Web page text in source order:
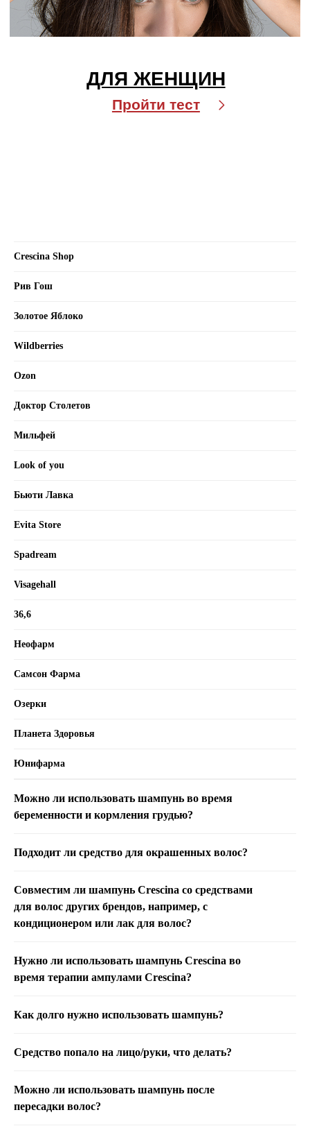
Crescina Shop
Рив Гош
Золотое Яблоко
Wildberries
Ozon
Доктор Столетов
Мильфей
Look of you
Бьюти Лавка
Evita Store
Spadream
Visagehall
36,6
Неофарм
Самсон Фарма
Озерки
Планета Здоровья
Юнифарма
Можно ли использовать шампунь во время
беременности и кормления грудью?
Подходит ли средство для окрашенных волос?
Совместим ли шампунь Crescina со средствами
для волос других брендов, например, с
кондиционером или лак для волос?
Нужно ли использовать шампунь Crescina во
время терапии ампулами Crescina?
Как долго нужно использовать шампунь?
Средство попало на лицо/руки, что делать?
Можно ли использовать шампунь после
пересадки волос?
Crexy
Политика в отношении обработки
Условия пользования сайтом